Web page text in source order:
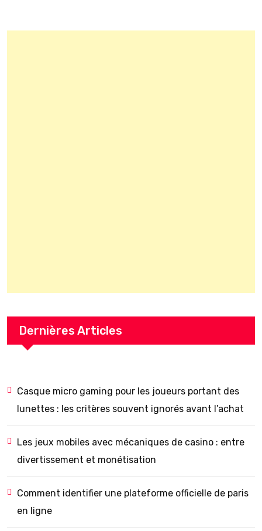
Dernières Articles
Casque micro gaming pour les joueurs portant des
lunettes : les critères souvent ignorés avant l’achat
Les jeux mobiles avec mécaniques de casino : entre
divertissement et monétisation
Comment identifier une plateforme officielle de paris
en ligne